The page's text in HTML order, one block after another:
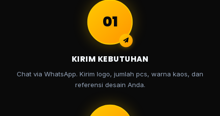
01
KIRIM KEBUTUHAN
Chat via WhatsApp. Kirim logo, jumlah pcs, warna kaos, dan
referensi desain Anda.